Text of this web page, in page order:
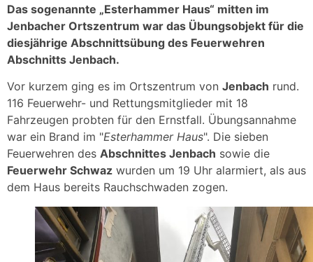
Das sogenannte „Esterhammer Haus“ mitten im
Jenbacher Ortszentrum war das Übungsobjekt für die
diesjährige Abschnittsübung des Feuerwehren
Abschnitts Jenbach.
Vor kurzem ging es im Ortszentrum von Jenbach rund.
116 Feuerwehr- und Rettungsmitglieder mit 18
Fahrzeugen probten für den Ernstfall. Übungsannahme
war ein Brand im "Esterhammer Haus". Die sieben
Feuerwehren des Abschnittes Jenbach sowie die
Feuerwehr Schwaz wurden um 19 Uhr alarmiert, als aus
dem Haus bereits Rauchschwaden zogen.